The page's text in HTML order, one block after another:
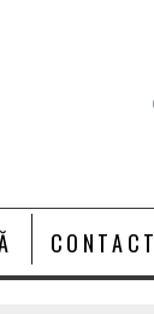
CONTACT